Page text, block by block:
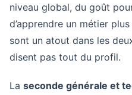
niveau global, du goût
d’apprendre un métier
sont un atout dans les
disent pas tout du profil.
La seconde générale et